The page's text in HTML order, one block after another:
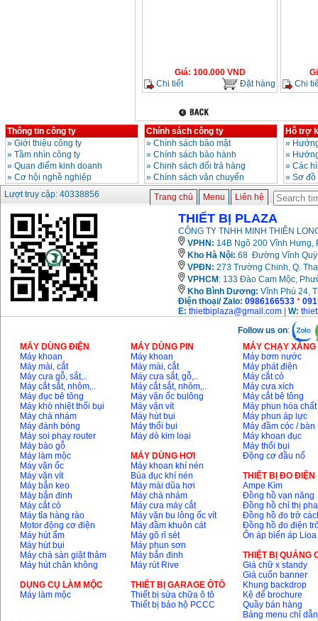
Giá: 100.000VND
Chi tiết
Đặt hàng
Chi
Thông tin công ty
» Giới thiệu công ty
» Tầm nhìn công ty
» Quan điểm kinh doanh
» Cơ hội nghề nghiệp
Chính sách công ty
» Chính sách bảo mật
» Chính sách bảo hành
» Chinh sách đổi trả hàng
» Chính sách vận chuyển
Hỗ trợ
»
»
» Các
» Sơ
Lượt truy cập: 40338856
Trang chủ Menu Liên hệ
THIẾT BỊ PLAZA
CÔNG TY TNHH MINH THIÊN
VPHN: 14B Ngõ 200 Vĩnh Hưng,
Kho Hà Nội: 68 Đường Vĩnh
VPĐN: 273 Trường Chinh, Q.
VPHCM : 133 Đào Cam Mộc,
Kho Bình Dương: Vĩnh Phú 24,
Điện thoại/ Zalo: 0986166533 *
E: thietbiplaza@gmail.com W:
Follow us on:
MÁY DÙNG ĐIỆN
Máy khoan
Máy mài, cắt
Máy cưa gỗ, sắt,..
Máy cắt sắt, nhôm,..
Máy đục bê tông
Máy khò nhiệt thổi bụi
Máy chà nhám
Máy đánh bóng
Máy soi phay router
Máy bào gỗ
Máy làm mộc
Máy vặn ốc
Máy vặn vít
Máy bắn keo
Máy bắn đinh
Máy cắt cỏ
Máy tỉa hàng rào
Motor động cơ điện
Máy hút ẩm
Máy hút bụi
Máy chà sàn giặt thảm
Máy hút chân không
DỤNG CỤ LÀM MỘC
Máy làm mộc
MÁY DÙNG PIN
Máy khoan
Máy mài, cắt
Máy cưa sắt, gỗ,..
Máy cắt sắt, nhôm,..
Máy vặn ốc bulông
Máy vặn vít
Máy hút bụi
Máy thổi bụi
Máy dò kim loại
MÁY DÙNG HƠI
Máy khoan khí nén
Búa đục khí nén
Máy mài dũa hơi
Máy chà nhám
Máy cưa máy cắt
Máy vặn bu lông ốc vít
Máy đầm khuôn cát
Máy gõ rỉ sét
Máy phun sơn
Máy bắn đinh
Máy rút Rive
THIÊT BỊ GARAGE ÔTÔ
Thiết bị sửa chữa ô tô
Thiết bị bảo hộ PCCC
MÁY CHẠY
Máy bơm nước
Máy phát điện
Máy cắt cỏ
Máy cưa xích
Máy cắt bê tông
Máy phun hóa chất
Máy phun áp lực
Máy đầm cóc / bàn
Máy khoan đục
Máy thổi bụi
Động cơ đầu nổ
THIÊT BỊ ĐO ĐIỆN
Ampe Kìm
Đồng hồ vạn năng
Đồng hồ chỉ thị pha
Đồng hồ đo trở
Đồng hồ đo điện
Ổn áp biến áp Lioa
THIỆT BỊ QUẢNG
Giá chữ x standy
Giá cuốn banner
Khung backdrop
Kệ để brochure
Quầy bán hàng
Bảng menu chỉ dẫn